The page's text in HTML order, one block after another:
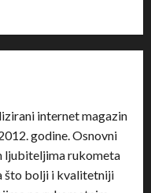
internet magazin
godine. Osnovni
ljubiteljima rukometa
što bolji i kvalitetniji